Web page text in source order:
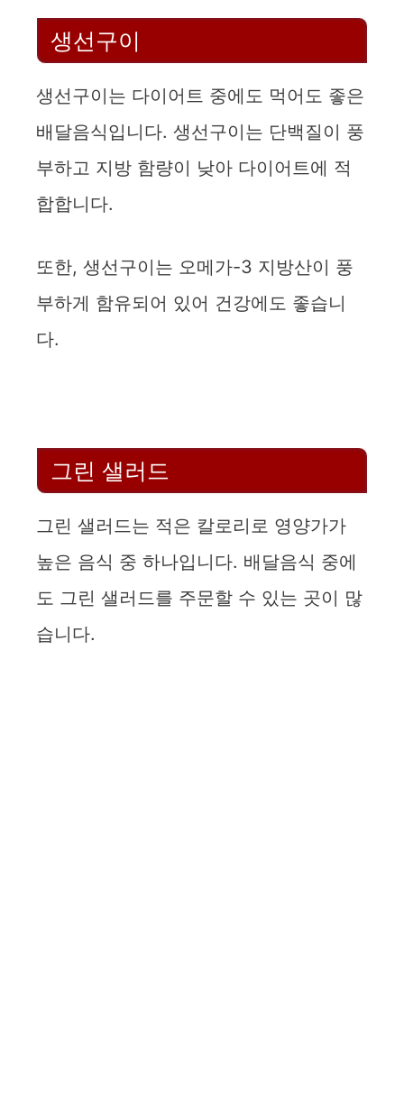
생선구이
생선구이는 다이어트 중에도 먹어도 좋은
배달음식입니다. 생선구이는 단백질이 풍
부하고 지방 함량이 낮아 다이어트에 적
합합니다.
또한, 생선구이는 오메가-3 지방산이 풍
부하게 함유되어 있어 건강에도 좋습니
다.
그린 샐러드
그린 샐러드는 적은 칼로리로 영양가가
높은 음식 중 하나입니다. 배달음식 중에
도 그린 샐러드를 주문할 수 있는 곳이 많
습니다.